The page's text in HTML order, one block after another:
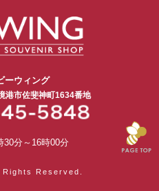
ーウィング
港市佐斐神町1634番地
30分～16時00分
Reserved.